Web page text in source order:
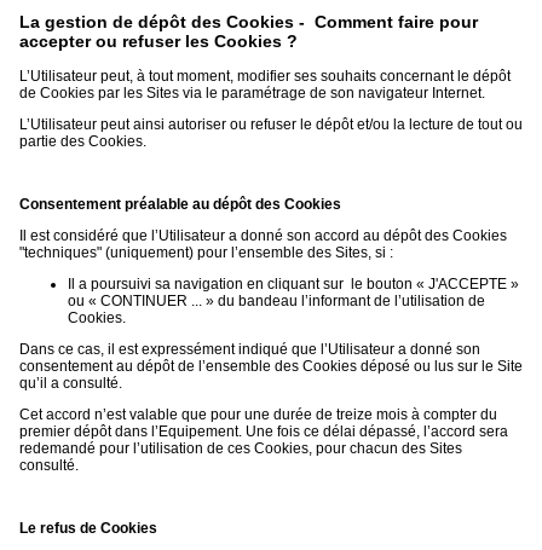
La gestion de dépôt des Cookies - Comment faire pour
accepter ou refuser les Cookies ?
L’Utilisateur peut, à tout moment, modifier ses souhaits concernant le dépôt
de Cookies par les Sites via le paramétrage de son navigateur Internet.
L’Utilisateur peut ainsi autoriser ou refuser le dépôt et/ou la lecture de tout ou
partie des Cookies.
Consentement préalable au dépôt des Cookies
Il est considéré que l’Utilisateur a donné son accord au dépôt des Cookies
"techniques" (uniquement) pour l’ensemble des Sites, si :
Il a poursuivi sa navigation en cliquant sur le bouton « J'ACCEPTE »
ou « CONTINUER ... » du bandeau l’informant de l’utilisation de
Cookies.
Dans ce cas, il est expressément indiqué que l’Utilisateur a donné son
consentement au dépôt de l’ensemble des Cookies déposé ou lus sur le Site
qu’il a consulté.
Cet accord n’est valable que pour une durée de treize mois à compter du
premier dépôt dans l’Equipement. Une fois ce délai dépassé, l’accord sera
redemandé pour l’utilisation de ces Cookies, pour chacun des Sites
consulté.
Le refus de Cookies